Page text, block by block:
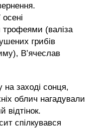
трофеями (валіза
грибів
В’ячеслав
на заході сонця,
облич нагадували
відтінок.
спілкувався